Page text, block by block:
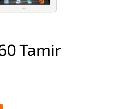
Tamir